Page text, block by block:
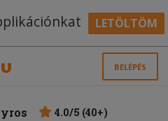
LETÖLTÖM
BELÉPÉS
4.0/5 (40+)